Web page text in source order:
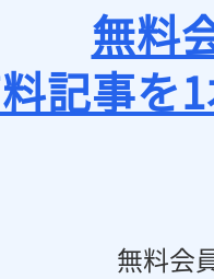
無料
記事を
無料会